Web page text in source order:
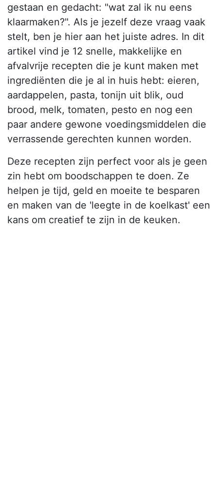
gestaan en gedacht: "wat zal ik nu eens
klaarmaken?". Als je jezelf deze vraag vaak
stelt, ben je hier aan het juiste adres. In dit
artikel vind je 12 snelle, makkelijke en
afvalvrije recepten die je kunt maken met
ingrediënten die je al in huis hebt: eieren,
aardappelen, pasta, tonijn uit blik, oud
brood, melk, tomaten, pesto en nog een
paar andere gewone voedingsmiddelen die
verrassende gerechten kunnen worden.
Deze recepten zijn perfect voor als je geen
zin hebt om boodschappen te doen. Ze
helpen je tijd, geld en moeite te besparen
en maken van de 'leegte in de koelkast' een
kans om creatief te zijn in de keuken.